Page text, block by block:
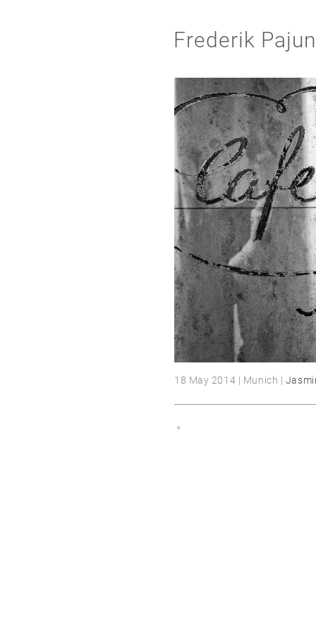
Frederik
18 May 2014 | Munich |
«